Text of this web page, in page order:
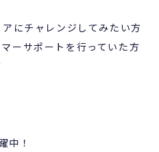
にチャレンジしてみたい方
ーサポートを行っていた方
中！